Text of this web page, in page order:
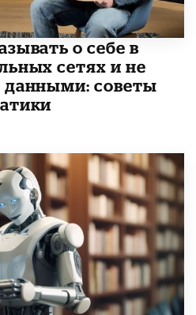
о себе в
сетях и не
советы